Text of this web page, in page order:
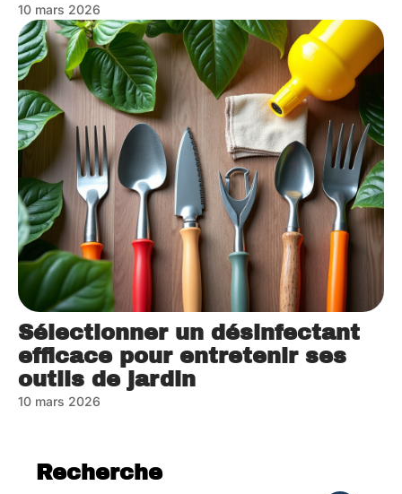
10 mars 2026
Sélectionner un désinfectant
efficace pour entretenir ses
outils de jardin
10 mars 2026
Recherche